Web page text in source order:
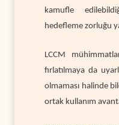
kamufle
hedefleme zorluğu
LCCM
fırlatılmaya da
olmaması halinde
ortak kullanım